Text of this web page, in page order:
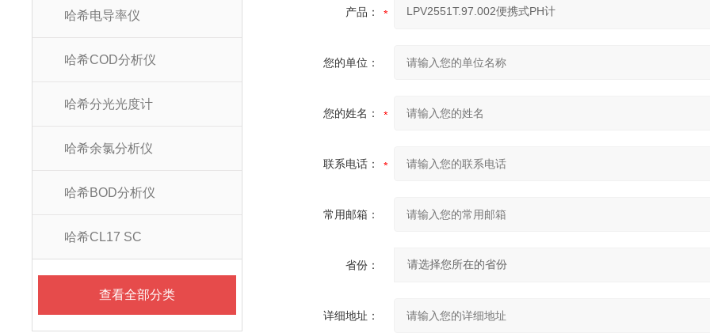
哈希电导率仪
哈希COD分析仪
哈希分光光度计
哈希余氯分析仪
哈希BOD分析仪
哈希CL17 SC
查看全部分类
产品：
您的单位：
您的姓名：
联系电话：
常用邮箱：
省份：
详细地址：